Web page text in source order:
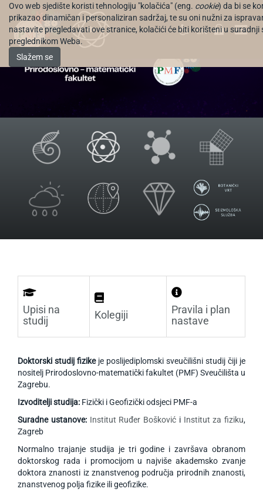
Ovo web sjedište koristi tehnologiju "kolačića" (eng. cookie) da bi se
prikazao dinamičan i personaliziran sadržaj, te su oni nužni za
nastavite pregledavati ove stranice, kolačići će biti korišteni u suradnji
preglednikom Weba.
Slažem se
EN
Upisi na
studij
Kolegiji
Pravila i plan
nastave
Doktorski studij fizikeje poslijediplomski sveučilišni studij čiji je
nositelj Prirodoslovno-matematički fakultet (PMF) Sveučilišta u
Zagrebu.
Izvoditelji studija: Fizički i Geofizički odsjeci PMF-a
Suradne ustanove: Institut Ruđer Bošković i Institut za fiziku,
Zagreb
Normalno trajanje studija je tri godine i završava obranom
doktorskog rada i promocijom u najviše akademsko zvanje
doktora znanosti iz znanstvenog područja prirodnih znanosti,
znanstvenog polja fizike ili geofizike.